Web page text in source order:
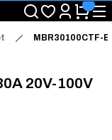
Kargo Avantajı!
Teslim."
Kaçırmayın!"
MBR30100CTF-
20V-100V